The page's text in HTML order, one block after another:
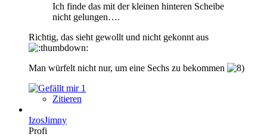
Ich finde das mit der kleinen hinteren Scheibe
nicht gelungen….
Richtig, das sieht gewollt und nicht gekonnt aus
Man würfelt nicht nur, um eine Sechs zu bekommen
1
Zitieren
IzosJimny
Profi